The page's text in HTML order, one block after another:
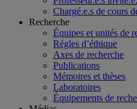
Chargé.e.s de cours
Recherche
Équipes et unités de
Régles d’éthique
Axes de recherche
Publications
Mémoires et thèses
Laboratoires
Équipements de